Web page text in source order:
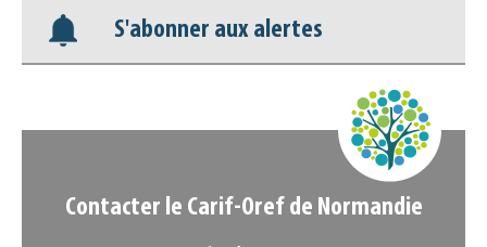
Contacter le Carif-Oref de Normandie